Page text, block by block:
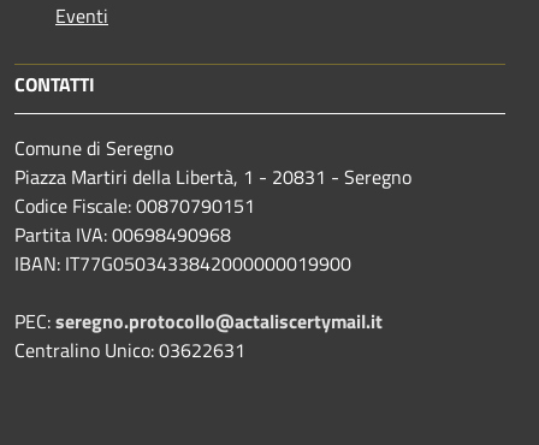
Eventi
CONTATTI
Comune di Seregno
Piazza Martiri della Libertà, 1 - 20831 - Seregno
Codice Fiscale: 00870790151
Partita IVA: 00698490968
IBAN: IT77G0503433842000000019900
PEC:seregno.protocollo@actaliscertymail.it
Centralino Unico: 03622631